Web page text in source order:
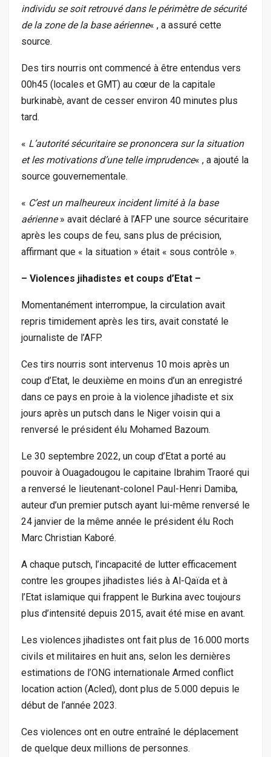
individu se soit retrouvé dans le périmètre de sécurité
de la zone de la base aérienne« , a assuré cette
source.
Des tirs nourris ont commencé à être entendus vers
00h45 (locales et GMT) au cœur de la capitale
burkinabè, avant de cesser environ 40 minutes plus
tard.
« L’autorité sécuritaire se prononcera sur la situation
et les motivations d’une telle imprudence« , a ajouté la
source gouvernementale.
« C’est un malheureux incident limité à la base
aérienne» avait déclaré à l’AFP une source sécuritaire
après les coups de feu, sans plus de précision,
affirmant que « la situation » était « sous contrôle ».
– Violences jihadistes et coups d’Etat –
Momentanément interrompue, la circulation avait
repris timidement après les tirs, avait constaté le
journaliste de l’AFP.
Ces tirs nourris sont intervenus 10 mois après un
coup d’Etat, le deuxième en moins d’un an enregistré
dans ce pays en proie à la violence jihadiste et six
jours après un putsch dans le Niger voisin qui a
renversé le président élu Mohamed Bazoum.
Le 30 septembre 2022, un coup d’Etat a porté au
pouvoir à Ouagadougou le capitaine Ibrahim Traoré qui
a renversé le lieutenant-colonel Paul-Henri Damiba,
auteur d’un premier putsch ayant lui-même renversé le
24 janvier de la même année le président élu Roch
Marc Christian Kaboré.
A chaque putsch, l’incapacité de lutter efficacement
contre les groupes jihadistes liés à Al-Qaïda et à
l’Etat islamique qui frappent le Burkina avec toujours
plus d’intensité depuis 2015, avait été mise en avant.
Les violences jihadistes ont fait plus de 16.000 morts
civils et militaires en huit ans, selon les dernières
estimations de l’ONG internationale Armed conflict
location action (Acled), dont plus de 5.000 depuis le
début de l’année 2023.
Ces violences ont en outre entraîné le déplacement
de quelque deux millions de personnes.